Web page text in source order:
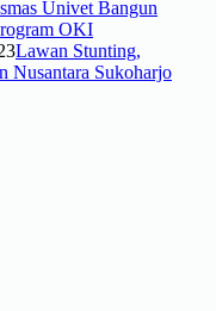
Lawan Stunting,
Nusantara Sukoharjo